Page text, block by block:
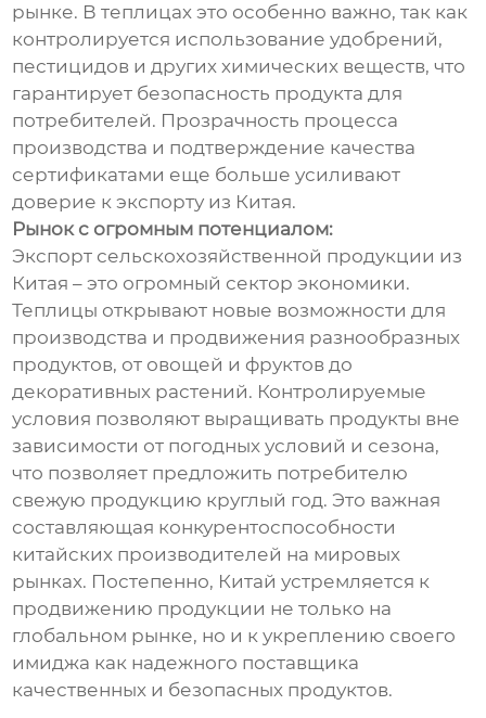
рынке. В теплицах это особенно важно, так как
контролируется использование удобрений,
пестицидов и других химических веществ, что
гарантирует безопасность продукта для
потребителей. Прозрачность процесса
производства и подтверждение качества
сертификатами еще больше усиливают
доверие к экспорту из Китая.
Рынок с огромным потенциалом:
Экспорт сельскохозяйственной продукции из
Китая – это огромный сектор экономики.
Теплицы открывают новые возможности для
производства и продвижения разнообразных
продуктов, от овощей и фруктов до
декоративных растений. Контролируемые
условия позволяют выращивать продукты вне
зависимости от погодных условий и сезона,
что позволяет предложить потребителю
свежую продукцию круглый год. Это важная
составляющая конкурентоспособности
китайских производителей на мировых
рынках. Постепенно, Китай устремляется к
продвижению продукции не только на
глобальном рынке, но и к укреплению своего
имиджа как надежного поставщика
качественных и безопасных продуктов.